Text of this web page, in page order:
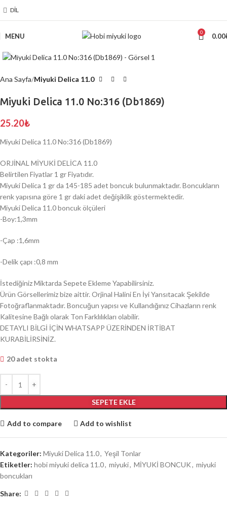
DIL
MENU 0 0.00
Ana Sayfa Miyuki Delica 11.0
Miyuki Delica 11.0 No:316 (Db1869)
25.20₺
Miyuki Delica 11.0 No:316 (Db1869)
ORJİNAL MİYUKİ DELİCA 11.0
Belirtilen Fiyatlar 1 gr Fiyatıdır.
Miyuki Delica 1 gr da 145-185 adet boncuk bulunmaktadır. Boncukların
renk yapısına göre 1 gr daki adet değişiklik göstermektedir.
Miyuki Delica 11.0 boncuk ölçüleri
-Boy:1,3mm
-Çap :1,6mm
-Delik çapı :0,8 mm
İstediğiniz Miktarda Sepete Ekleme Yapabilirsiniz.
Ürün Görsellerimiz bize aittir. Orjinal Halini En İyi Yansıtacak Şekilde
Fotoğraflanmaktadır. Boncuğun yapısı ve Kullandığınız Cihazların renk
Kalitesine Bağlı olarak Ton Farklılıkları olabilir.
DETAYLI BİLGİ İÇİN WHATSAPP ÜZERİNDEN İRTİBAT
KURABİLİRSİNİZ.
20 adet stokta
SEPETE EKLE
Add to compare Add to wishlist
Kategoriler: Miyuki Delica 11.0, Yeşil Tonlar
Etiketler: hobi miyuki delica 11.0, miyuki, MİYUKİ BONCUK, miyuki
boncukları
Share: